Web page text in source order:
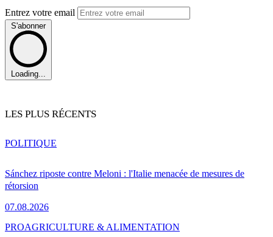
Entrez votre email
S'abonner
Loading...
LES PLUS RÉCENTS
Sánchez riposte contre Meloni : l'Italie menacée de mesures de
rétorsion
07.08.2026
POLITIQUE
PROAGRICULTURE & ALIMENTATION